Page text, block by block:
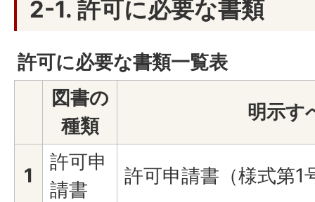
2-1. 許可に必要な書類
許可に必要な書類一覧表
図書の
種類
明示す
1
許可申
請書
許可申請書（様式第1